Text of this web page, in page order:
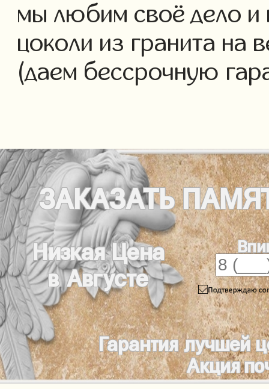
мы любим своё дело и
цоколи из гранита на
(даем бессрочную
ЗАКАЗАТЬ
Низкая Цена
в Августе
Гарантия лучшей
Акция